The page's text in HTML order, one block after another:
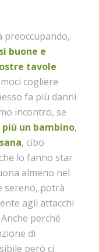
preoccupando,
buone e
tavole
cogliere
fa più danni
incontro, se
un bambino,
, cibo
lo fanno star
almeno nel
sereno, potrà
agli attacchi
perché
di
però ci